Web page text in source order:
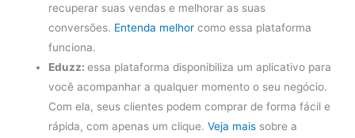
recuperar suas vendas e melhorar as suas
conversões. Entenda melhor como essa plataforma
funciona.
Eduzz:essa plataforma disponibiliza um aplicativo para
você acompanhar a qualquer momento o seu negócio.
Com ela, seus clientes podem comprar de forma fácil e
rápida, com apenas um clique.Veja mais sobre a